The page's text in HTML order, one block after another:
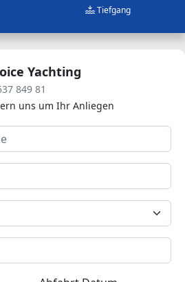
Tiefgang
Yachting
849 81
uns um Ihr Anliegen